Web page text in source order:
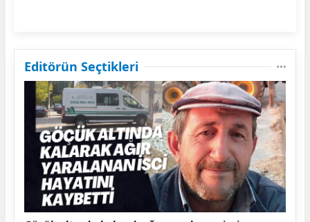
Editörün Seçtikleri